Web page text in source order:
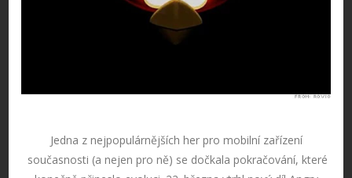
Jedna z nejpopulárnějších her pro mobilní zařízení
současnosti (a nejen pro ně) se dočkala pokračování, které